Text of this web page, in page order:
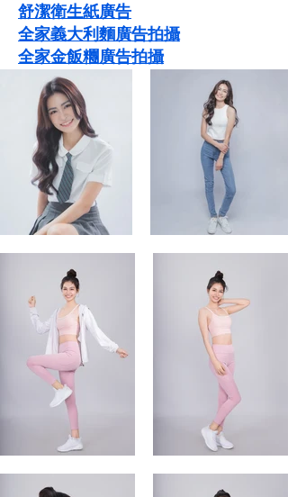
舒潔衛生紙廣告
​​全家義大利麵廣告拍攝
​全家金飯糰廣告拍攝